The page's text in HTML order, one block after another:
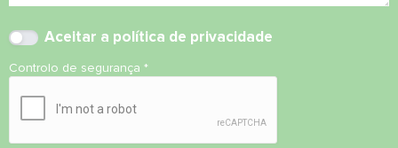
Aceitar a política de privacidade
Controlo de segurança *